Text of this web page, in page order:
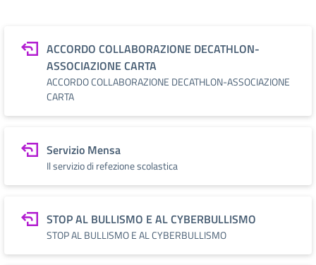
ACCORDO COLLABORAZIONE DECATHLON-
ASSOCIAZIONE CARTA
ACCORDO COLLABORAZIONE DECATHLON-ASSOCIAZIONE
CARTA
Servizio Mensa
Il servizio di refezione scolastica
STOP AL BULLISMO E AL CYBERBULLISMO
STOP AL BULLISMO E AL CYBERBULLISMO